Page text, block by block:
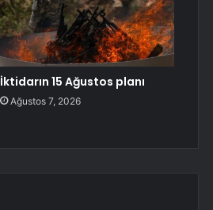
İktidarın 15 Ağustos planı
Ağustos 7, 2026